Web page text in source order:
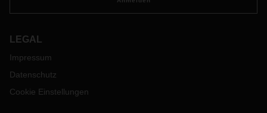
LEGAL
Impressum
Datenschutz
Cookie Einstellungen